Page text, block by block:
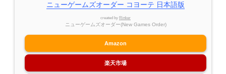
ニューゲームズオーダー コヨーテ 日本語版
created by Rinker
ニューゲームズオーダー(New Games Order)
Amazon
楽天市場